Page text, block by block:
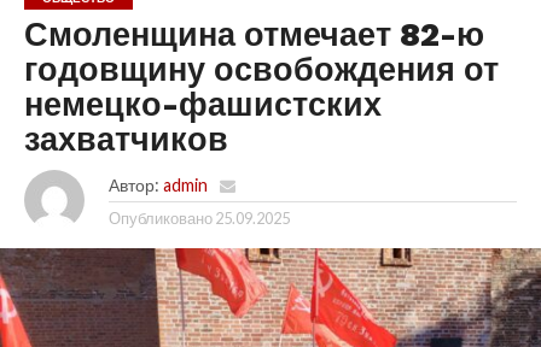
Смоленщина отмечает 82-ю
годовщину освобождения от
немецко-фашистских
захватчиков
Автор: admin
Опубликовано 25.09.2025